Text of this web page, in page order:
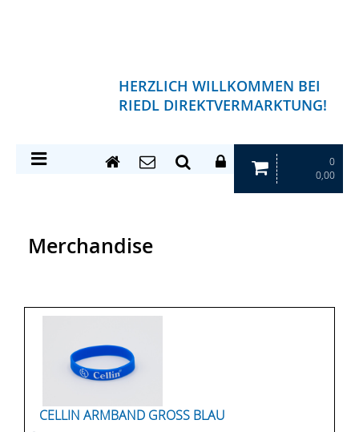
HERZLICH WILLKOMMEN BEI
RIEDL DIREKTVERMARKTUNG!
0
0,00
Merchandise
CELLIN ARMBAND GROSS BLAU